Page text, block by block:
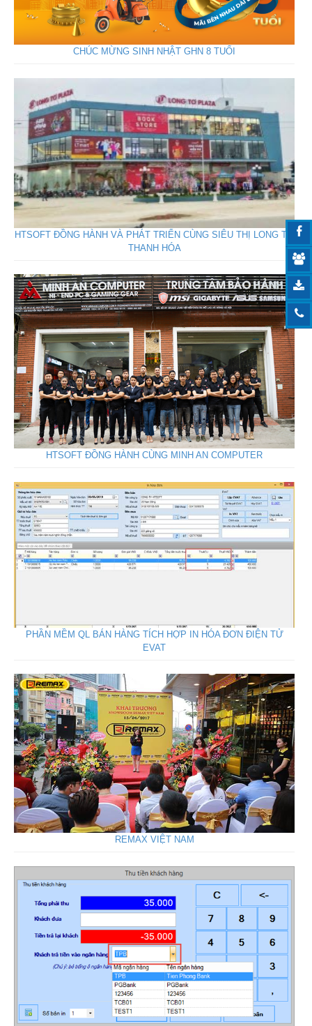
CHÚC MỪNG SINH NHẬT GHN 8 TUỔI
HTSOFT ĐỒNG HÀNH VÀ PHÁT TRIỂN CÙNG SIÊU THỊ LONG TƠ
THANH HÓA
HTSOFT ĐỒNG HÀNH CÙNG MINH AN COMPUTER
PHẦN MỀM QL BÁN HÀNG TÍCH HỢP IN HÓA ĐƠN ĐIỆN TỬ
EVAT
REMAX VIỆT NAM